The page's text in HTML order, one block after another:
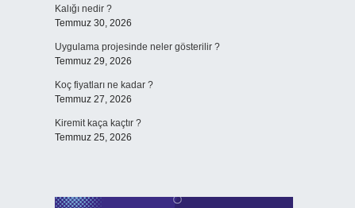
Kalığı nedir ?
Temmuz 30, 2026
Uygulama projesinde neler gösterilir ?
Temmuz 29, 2026
Koç fiyatları ne kadar ?
Temmuz 27, 2026
Kiremit kaça kaçtır ?
Temmuz 25, 2026